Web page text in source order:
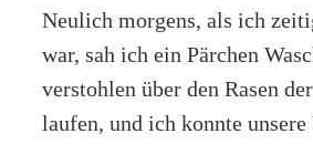
Neulich morgens, als ich
war, sah ich ein Pärchen
verstohlen über den Rasen
laufen, und ich konnte